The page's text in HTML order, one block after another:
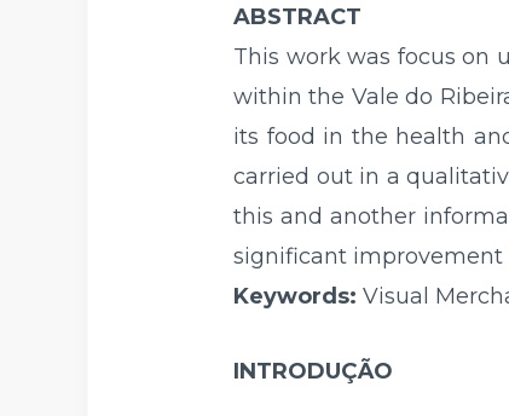
ABSTRACT
This work was focus on
within the Vale do
its food in the health
carried out in a
this and another
significant improvement
Keywords: Visual
INTRODUÇÃO